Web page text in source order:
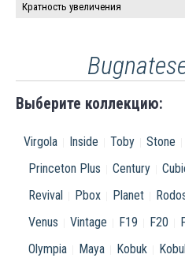
Кратность увеличения
Выберите коллекцию:
Virgola Inside Toby Stone
Princeton Plus
Century
Revival
Pbox Planet
Venus
Vintage F19 F20
Olympia
Maya Kobuk